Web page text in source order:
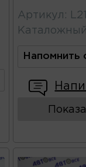
Артикул :
Напомнить